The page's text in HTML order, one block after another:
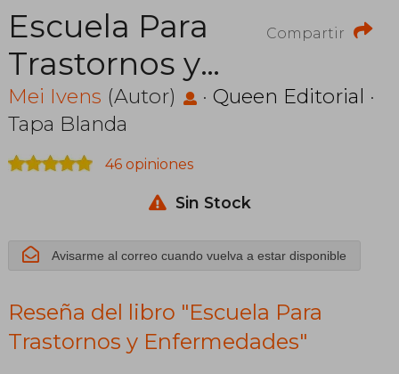
Compartir
Escuela Para
Trastornos y
Enfermedades
Mei Ivens (Autor) · Queen Editorial ·
Tapa Blanda
46 opiniones
Sin Stock
Avisarme al correo cuando vuelva a estar disponible
Reseña del libro "Escuela Para
Trastornos y Enfermedades"